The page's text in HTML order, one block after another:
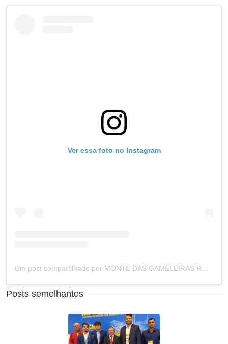
Ver essa foto no Instagram
Um post compartilhado por MONTE DAS GAMELEIRAS RN (@prefeituramdg)
Posts semelhantes